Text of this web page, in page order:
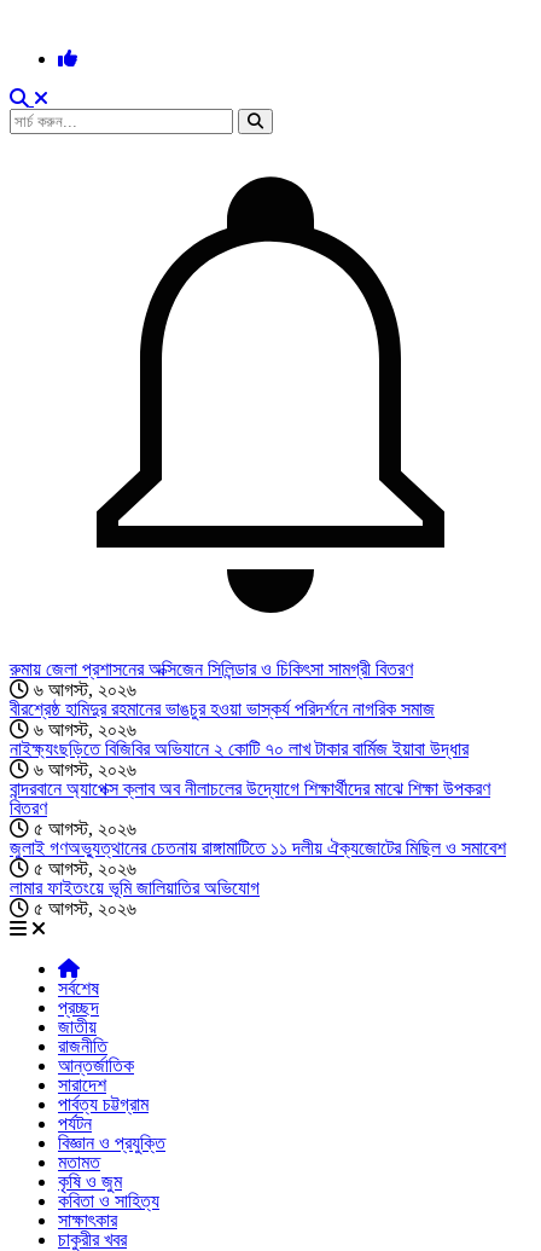
রুমায় জেলা প্রশাসনের অক্সিজেন সিলিন্ডার ও চিকিৎসা সামগ্রী বিতরণ
৬ আগস্ট, ২০২৬
বীরশ্রেষ্ঠ হামিদুর রহমানের ভাঙচুর হওয়া ভাস্কর্য পরিদর্শনে নাগরিক সমাজ
৬ আগস্ট, ২০২৬
নাইক্ষ্যংছড়িতে বিজিবির অভিযানে ২ কোটি ৭০ লাখ টাকার বার্মিজ ইয়াবা উদ্ধার
৬ আগস্ট, ২০২৬
বান্দরবানে অ্যাপেক্স ক্লাব অব নীলাচলের উদ্যোগে শিক্ষার্থীদের মাঝে শিক্ষা উপকরণ
বিতরণ
৫ আগস্ট, ২০২৬
জুলাই গণঅভ্যুত্থানের চেতনায় রাঙ্গামাটিতে ১১ দলীয় ঐক্যজোটের মিছিল ও সমাবেশ
৫ আগস্ট, ২০২৬
লামার ফাইতংয়ে ভূমি জালিয়াতির অভিযোগ
৫ আগস্ট, ২০২৬
সর্বশেষ
প্রচ্ছদ
জাতীয়
রাজনীতি
আন্তর্জাতিক
সারাদেশ
পার্বত্য চট্টগ্রাম
পর্যটন
বিজ্ঞান ও প্রযুক্তি
মতামত
কৃষি ও জুম
কবিতা ও সাহিত্য
সাক্ষাৎকার
চাকুরীর খবর